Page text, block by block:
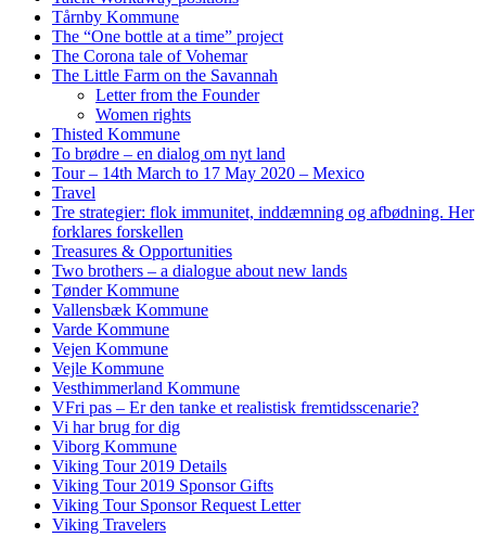
Tårnby Kommune
The “One bottle at a time” project
The Corona tale of Vohemar
The Little Farm on the Savannah
Letter from the Founder
Women rights
Thisted Kommune
To brødre – en dialog om nyt land
Tour – 14th March to 17 May 2020 – Mexico
Travel
Tre strategier: flok immunitet, inddæmning og afbødning. Her
forklares forskellen
Treasures & Opportunities
Two brothers – a dialogue about new lands
Tønder Kommune
Vallensbæk Kommune
Varde Kommune
Vejen Kommune
Vejle Kommune
Vesthimmerland Kommune
VFri pas – Er den tanke et realistisk fremtidsscenarie?
Vi har brug for dig
Viborg Kommune
Viking Tour 2019 Details
Viking Tour 2019 Sponsor Gifts
Viking Tour Sponsor Request Letter
Viking Travelers